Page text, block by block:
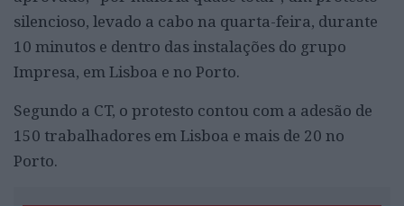
silencioso, levado a cabo na quarta-feira, durante
10 minutos e dentro das instalações do grupo
Impresa, em Lisboa e no Porto.
Segundo a CT, o protesto contou com a adesão de
150 trabalhadores em Lisboa e mais de 20 no
Porto.